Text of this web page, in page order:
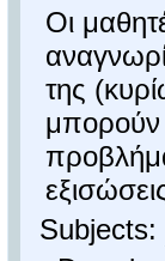
Οι
της
μπορούν
Subjects: